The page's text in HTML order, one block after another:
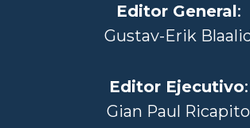
Editor General:
Gustav-Erik
Editor Ejecutivo:
Gian Paul Ricapito